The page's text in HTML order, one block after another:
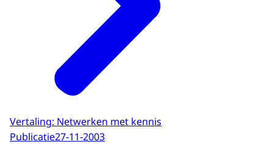
Vertaling: Netwerken met kennis
Publicatie27-11-2003